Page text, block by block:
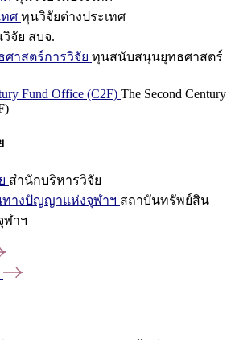
ทศ ทุนวิจัยต่างประเทศ
จัย สบจ.
าสตร์การวิจัย ทุนสนับสนุนยุทธศาสตร์
Fund Office (C2F) The Second Century
สำนักบริหารวิจัย
างปัญญาแห่งจุฬาฯ สถาบันทรัพย์สิน
าฯ